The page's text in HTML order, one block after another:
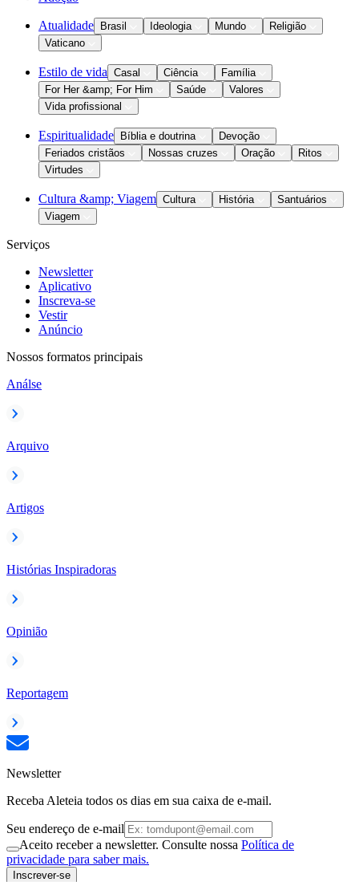
Atualidade Brasil Ideologia Mundo
Religião
Vaticano
Estilo de vida Casal Ciência
Família
For Her &amp; For Him
Saúde
Valores
Vida profissional
Espiritualidade Bíblia e doutrina
Devoção
Feriados cristãos
Nossas cruzes Oração
Ritos
Virtudes
Cultura &amp; Viagem Cultura História
Santuários
Viagem
Serviços
Newsletter
Aplicativo
Inscreva-se
Vestir
Anúncio
Nossos formatos principais
Análse
Arquivo
Artigos
Histórias Inspiradoras
Opinião
Reportagem
Newsletter
Receba Aleteia todos os dias em sua caixa de e-mail.
Seu endereço de e-mail
Aceito receber a newsletter. Consulte nossa Política de
privacidade para saber mais.
Inscrever-se